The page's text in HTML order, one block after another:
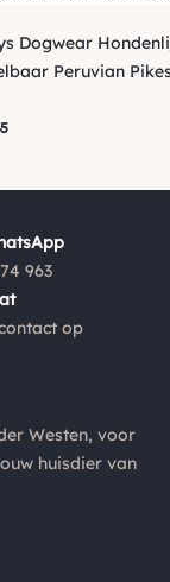
kan
€ 5.95,
België
Voor de
wij je
Dogwear
Peruvian
963
op
Westen, voor
huisdier van